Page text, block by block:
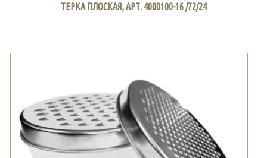
ТЕРКА ПЛОСКАЯ, АРТ. 4000100-16 /72/24